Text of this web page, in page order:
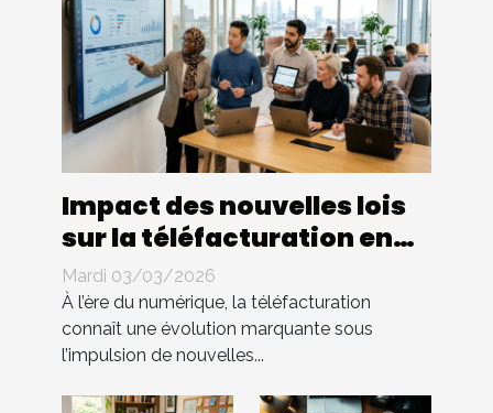
Impact des nouvelles lois
sur la téléfacturation en
entreprise : quels
changements ?
Mardi 03/03/2026
À l’ère du numérique, la téléfacturation
connaît une évolution marquante sous
l’impulsion de nouvelles...